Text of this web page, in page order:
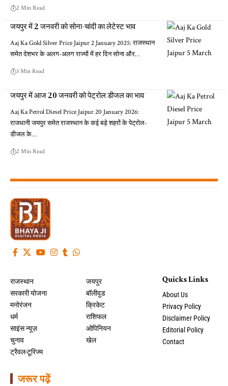
2 Min Read
जयपुर में 2 जनवरी को सोना-चांदी का लेटेस्ट भाव
Aaj Ka Gold Silver Price Jaipur 2 January 2025: राजस्थान
समेत देशभर के अलग-अलग राज्यों में हर दिन सोना और…
3 Min Read
जयपुर में आज 20 जनवरी को पेट्रोल डीजल का भाव
Aaj Ka Petrol Diesel Price Jaipur 20 January 2026:
राजधानी जयपुर समेत राजस्थान के कई बड़े शहरों के पेट्रोल-
डीजल के…
2 Min Read
राजस्थान
सरकारी योजना
मनोरंजन
धर्म
साइंस न्यूज़
चुनाव
ट्रैवल-टूरिज्म
जयपुर
बॉलीवुड
क्रिकेट
राशिफल
ओपिनियन
खेल
Quicks Links
About Us
Privacy Policy
Disclaimer Policy
Editorial Policy
Contact
जरूर पढ़ें